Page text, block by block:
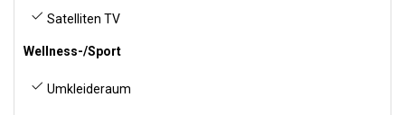
Satelliten TV
Wellness-/Sport
Umkleideraum